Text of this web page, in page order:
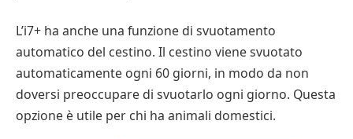
L’i7+ ha anche una funzione di svuotamento
automatico del cestino. Il cestino viene svuotato
automaticamente ogni 60 giorni, in modo da non
doversi preoccupare di svuotarlo ogni giorno. Questa
opzione è utile per chi ha animali domestici.